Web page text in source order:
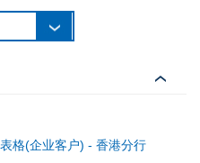
格(企业客户) - 香港分行